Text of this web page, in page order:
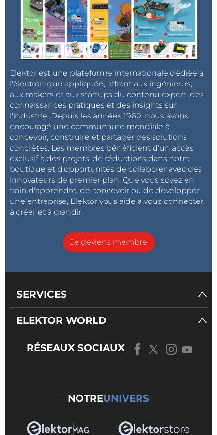
produits électroniques de haute qualité à un prix
exceptionnel.
Restez à l'écoute pour l'annonce et bon shopping !
Continuons d'explorer, d'innover et de créer des
choses incroyables dans le monde de l'électronique
ensemble !
Abonnez-vous maintenant!
N'oubliez pas de consulternotre page de webinaires
pour rester informé de toutes les dernières
nouveautés en électronique ! (Les vidéos sont en
anglais, mais des sous-titres sont disponibles en
français pour la plupart des vidéos.)
Elektor est une plateforme internationale dédiée à
l'électronique appliquée, offrant aux ingénieurs,
aux makers et aux startups du contenu expert, des
connaissances pratiques et des insights sur
l'industrie. Depuis les années 1960, nous avons
encouragé une communauté mondiale à
concevoir, construire et partager des solutions
concrètes. Les membres bénéficient d'un accès
exclusif à des projets, de réductions dans notre
boutique et d'opportunités de collaborer avec des
innovateurs de premier plan. Que vous soyez en
train d'apprendre, de concevoir ou de développer
une entreprise, Elektor vous aide à vous connecter,
à créer et à grandir.
Je deviens membre
SERVICES
ELEKTOR WORLD
RÉSEAUX SOCIAUX
NOTREUNIVERS